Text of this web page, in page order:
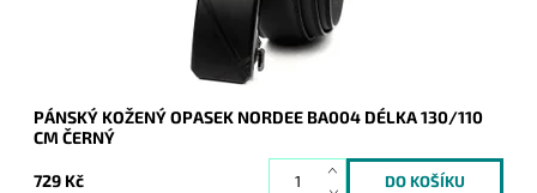
PÁNSKÝ KOŽENÝ OPASEK NORDEE BA004 DÉLKA 130/110
CM ČERNÝ
729 Kč